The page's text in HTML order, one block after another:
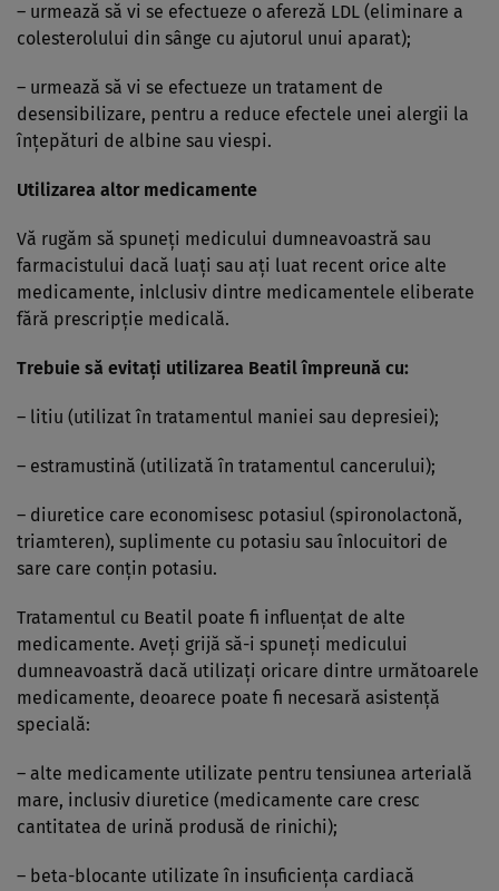
– urmează să vi se efectueze o afereză LDL (eliminare a
colesterolului din sânge cu ajutorul unui aparat);
– urmează să vi se efectueze un tratament de
desensibilizare, pentru a reduce efectele unei alergii la
înţepături de albine sau viespi.
Utilizarea altor medicamente
Vă rugăm să spuneţi medicului dumneavoastră sau
farmacistului dacă luaţi sau aţi luat recent orice alte
medicamente, inlclusiv dintre medicamentele eliberate
fără prescripţie medicală.
Trebuie să evitaţi utilizarea Beatil împreună cu:
– litiu (utilizat în tratamentul maniei sau depresiei);
– estramustină (utilizată în tratamentul cancerului);
– diuretice care economisesc potasiul (spironolactonă,
triamteren), suplimente cu potasiu sau înlocuitori de
sare care conţin potasiu.
Tratamentul cu Beatil poate fi influenţat de alte
medicamente. Aveţi grijă să-i spuneţi medicului
dumneavoastră dacă utilizaţi oricare dintre următoarele
medicamente, deoarece poate fi necesară asistenţă
specială:
– alte medicamente utilizate pentru tensiunea arterială
mare, inclusiv diuretice (medicamente care cresc
cantitatea de urină produsă de rinichi);
– beta-blocante utilizate în insuficienţa cardiacă